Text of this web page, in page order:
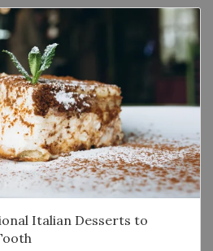
Italian Desserts to